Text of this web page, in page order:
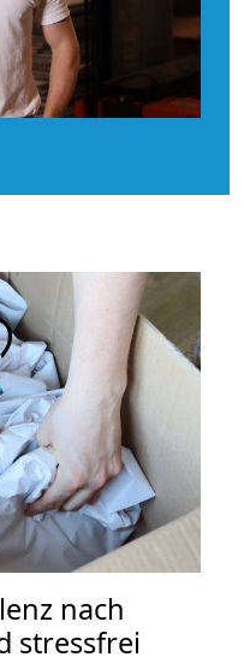
nach
stressfrei